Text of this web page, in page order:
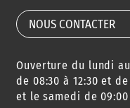
NOUS CONTACTER
Ouverture du lundi
de 08:30 à 12:30 et de
et le samedi de 09:00